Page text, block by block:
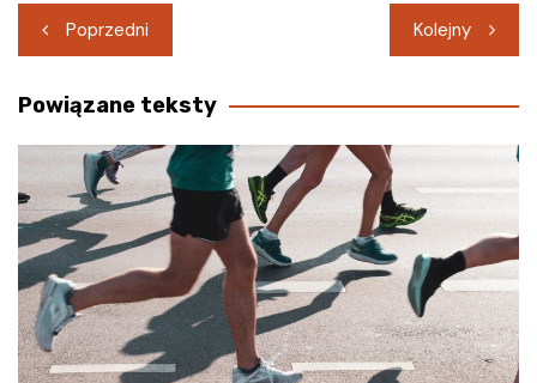
Nawigacja
wpisu
Poprzedni Kolejny
Powiązane teksty